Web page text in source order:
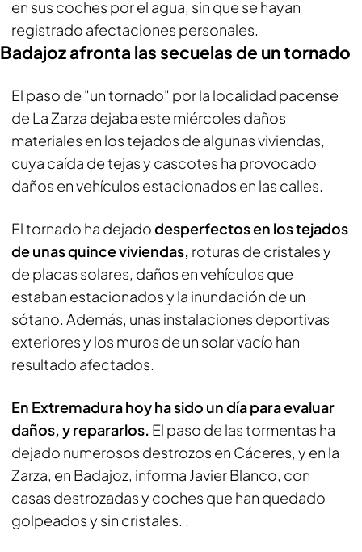
en sus coches por el agua, sin que se hayan
registrado afectaciones personales.
Badajoz afronta las secuelas de un tornado
El paso de "un tornado" por la localidad pacense
de La Zarza dejaba este miércoles daños
materiales en los tejados de algunas viviendas,
cuya caída de tejas y cascotes ha provocado
daños en vehículos estacionados en las calles.
El tornado ha dejadodesperfectos en los tejados
de unas quince viviendas, roturas de cristales y
de placas solares, daños en vehículos que
estaban estacionados y la inundación de un
sótano. Además, unas instalaciones deportivas
exteriores y los muros de un solar vacío han
resultado afectados.
En Extremadura hoy ha sido un día para evaluar
daños, y repararlos. El paso de las tormentas ha
dejado numerosos destrozos en Cáceres, y en la
Zarza, en Badajoz, informa Javier Blanco, con
casas destrozadas y coches que han quedado
golpeados y sin cristales. .